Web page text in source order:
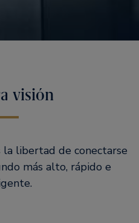
visión
la libertad de conectarse
más alto, rápido e